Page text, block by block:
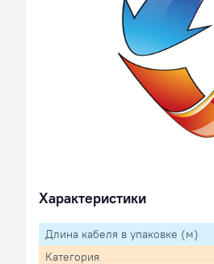
Характеристики
Длина кабеля в упаковке (м)
Категория